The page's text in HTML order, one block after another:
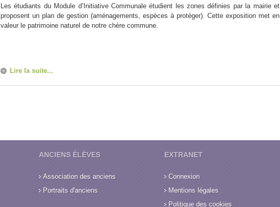
Les étudiants du Module d’Initiative Communale étudient les zones définies par la mairie et
proposent un plan de gestion (aménagements, espèces à protéger). Cette exposition met en
valeur le patrimoine naturel de notre chère commune.
Lire la suite...
ANCIENS ÉLÈVES
Association des anciens
Portraits d'anciens
EXTRANET
Connexion
Mentions légales
Politique des cookies